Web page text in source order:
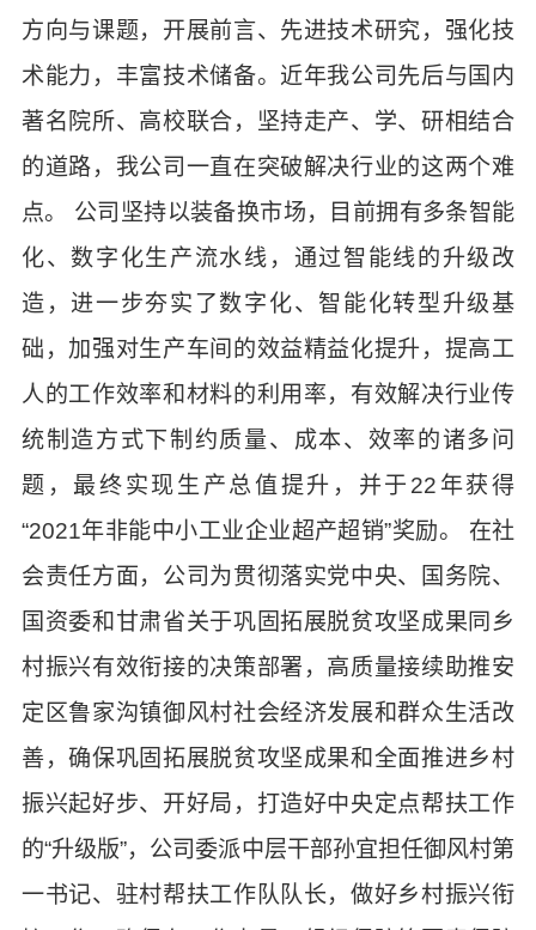
方向与课题，开展前言、先进技术研究，强化技
术能力，丰富技术储备。近年我公司先后与国内
著名院所、高校联合，坚持走产、学、研相结合
的道路，我公司一直在突破解决行业的这两个难
点。 公司坚持以装备换市场，目前拥有多条智能
化、数字化生产流水线，通过智能线的升级改
造，进一步夯实了数字化、智能化转型升级基
础，加强对生产车间的效益精益化提升，提高工
人的工作效率和材料的利用率，有效解决行业传
统制造方式下制约质量、成本、效率的诸多问
题，最终实现生产总值提升，并于22年获得
“2021年非能中小工业企业超产超销”奖励。 在社
会责任方面，公司为贯彻落实党中央、国务院、
国资委和甘肃省关于巩固拓展脱贫攻坚成果同乡
村振兴有效衔接的决策部署，高质量接续助推安
定区鲁家沟镇御风村社会经济发展和群众生活改
善，确保巩固拓展脱贫攻坚成果和全面推进乡村
振兴起好步、开好局，打造好中央定点帮扶工作
的“升级版”，公司委派中层干部孙宜担任御风村第
一书记、驻村帮扶工作队队长，做好乡村振兴衔